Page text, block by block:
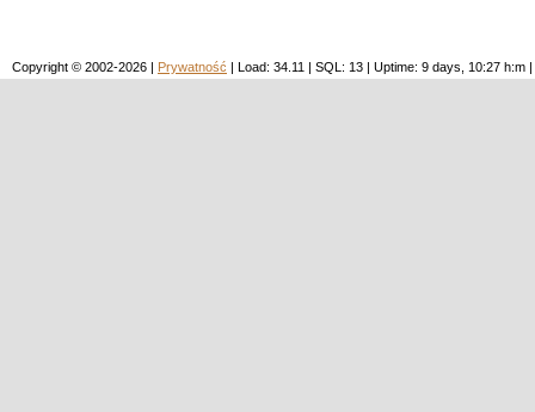
Copyright © 2002-2026 | Prywatność | Load: 34.11 | SQL: 13 | Uptime: 9 days, 10:27